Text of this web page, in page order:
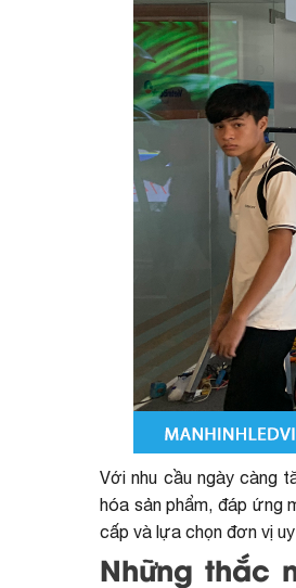
Với nhu cầu ngày càng
hóa sản phẩm, đáp ứng
cấp và lựa chọn đơn vị
Những thắc